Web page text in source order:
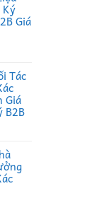
Ký
Giá
Tác
Giá
B2B